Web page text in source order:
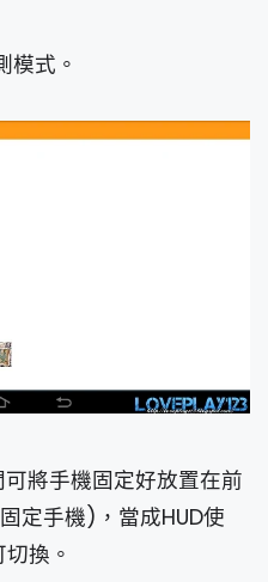
模式。
將手機固定好放置在前
定手機)，當成HUD使
換。